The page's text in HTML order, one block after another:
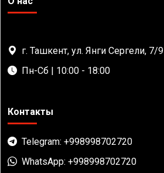
г. Ташкент, ул. Янги Сергели, 7/9
Пн-Сб | 10:00 - 18:00
Контакты
Telegram: +998998702720
WhatsApp: +998998702720